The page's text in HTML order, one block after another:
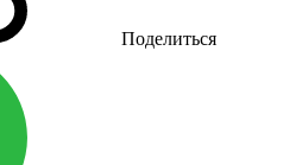
Поделиться